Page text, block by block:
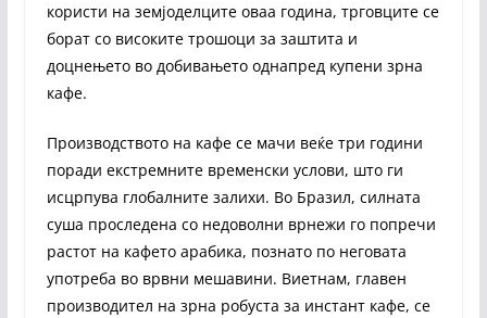
користи на земјоделците оваа година, трговците се
борат со високите трошоци за заштита и
доцнењето во добивањето однапред купени зрна
кафе.
Производството на кафе се мачи веќе три години
поради екстремните временски услови, што ги
исцрпува глобалните залихи. Во Бразил, силната
суша проследена со недоволни врнежи го попречи
растот на кафето арабика, познато по неговата
употреба во врвни мешавини. Виетнам, главен
производител на зрна робуста за инстант кафе, се